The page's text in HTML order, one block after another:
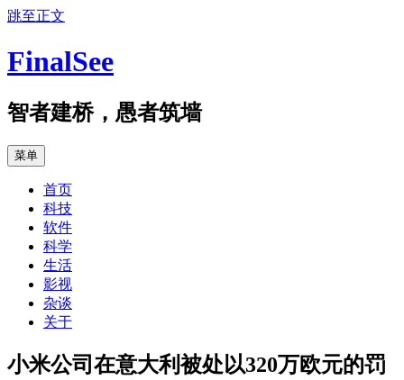
跳至正文
FinalSee
智者建桥，愚者筑墙
菜单
首页
科技
软件
科学
生活
影视
杂谈
关于
小米公司在意大利被处以320万欧元的罚